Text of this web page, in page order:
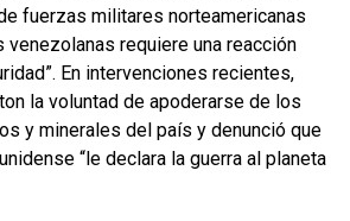
fuerzas militares norteamericanas
requiere una reacción
En intervenciones recientes,
la voluntad de apoderarse de los
y minerales del país y denunció que
“le declara la guerra al planeta